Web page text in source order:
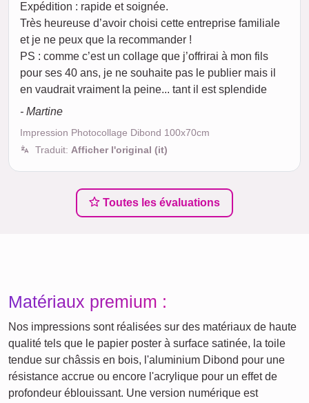
Expédition : rapide et soignée.
Très heureuse d’avoir choisi cette entreprise familiale
et je ne peux que la recommander !
PS : comme c’est un collage que j’offrirai à mon fils
pour ses 40 ans, je ne souhaite pas le publier mais il
en vaudrait vraiment la peine... tant il est splendide
- Martine
Impression Photocollage Dibond 100x70cm
Traduit: Afficher l'original (it)
Toutes les évaluations
Matériaux premium :
Nos impressions sont réalisées sur des matériaux de haute
qualité tels que le papier poster à surface satinée, la toile
tendue sur châssis en bois, l'aluminium Dibond pour une
résistance accrue ou encore l'acrylique pour un effet de
profondeur éblouissant. Une version numérique est